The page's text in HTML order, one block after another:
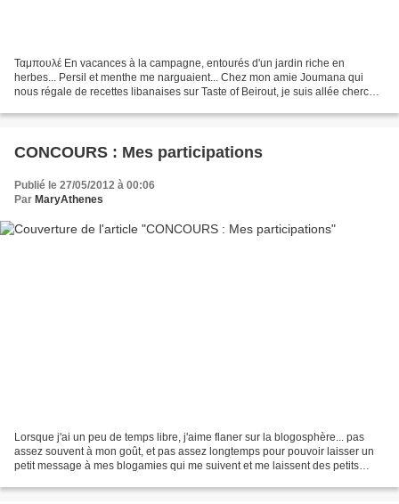
Ταμπουλέ En vacances à la campagne, entourés d'un jardin riche en
herbes... Persil et menthe me narguaient... Chez mon amie Joumana qui
nous régale de recettes libanaises sur Taste of Beirout, je suis allée chercher
CONCOURS : Mes participations
Publié le 27/05/2012 à 00:06
Par MaryAthenes
Lorsque j'ai un peu de temps libre, j'aime flaner sur la blogosphère... pas
assez souvent à mon goût, et pas assez longtemps pour pouvoir laisser un
petit message à mes blogamies qui me suivent et me laissent des petits